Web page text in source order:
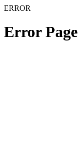
ERROR
Error Page